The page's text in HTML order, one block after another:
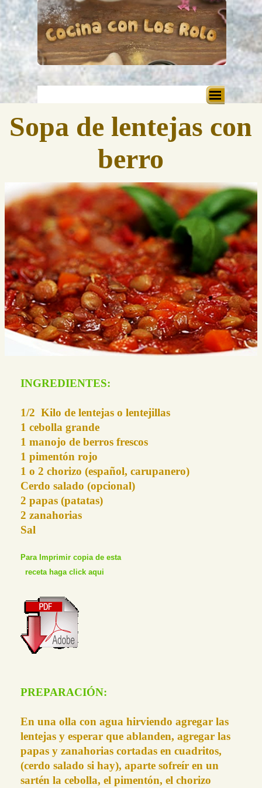
Vaya al Contenido
Sopa de lentejas con
berro
INGREDIENTES:
1/2 Kilo de lentejas o lentejillas
1 cebolla grande
1 manojo de berros frescos
1 pimentón rojo
1 o 2 chorizo (español, carupanero)
Cerdo salado (opcional)
2 papas (patatas)
2 zanahorias
Sal
Para Imprimir copia de esta
receta haga click aqui
PREPARACIÓN:
En una olla con agua hirviendo agregar las
lentejas y esperar que ablanden, agregar las
papas y zanahorias cortadas en cuadritos,
(cerdo salado si hay), aparte sofreír en un
sartén la cebolla, el pimentón, el chorizo